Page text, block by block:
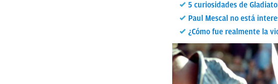
5 curiosidades de
Paul Mescal no está
¿Cómo fue realmente la